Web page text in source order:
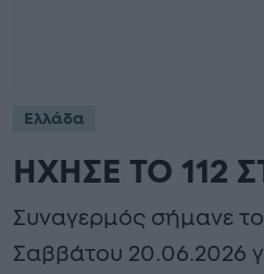
Ελλάδα
ΗΧΗΣΕ ΤΟ 112
Συναγερμός σήμανε
Σαββάτου 20.06.2026